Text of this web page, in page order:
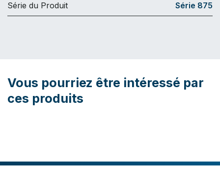
Série du Produit Série 875
Vous pourriez être intéressé par
ces produits